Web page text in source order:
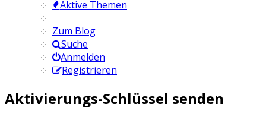
Aktive Themen
Zum Blog
Suche
Anmelden
Registrieren
Aktivierungs-Schlüssel senden